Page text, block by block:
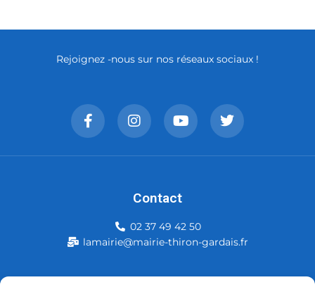
Rejoignez -nous sur nos réseaux sociaux !
Contact
02 37 49 42 50
lamairie@mairie-thiron-gardais.fr